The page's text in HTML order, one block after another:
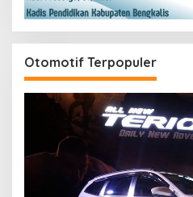
Otomotif Terpopuler